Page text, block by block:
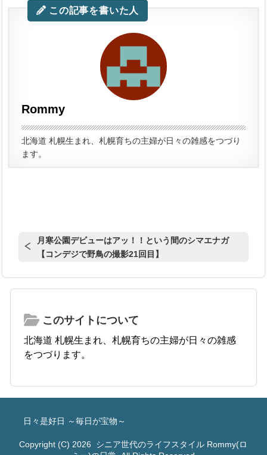
この記事を書いた人
Rommy
北海道 札幌生まれ、札幌育ちの主婦が日々の雑感をつづり
ます。
月寒公園デビューはアッ！！という間のシマエナガ
【コンデジで野鳥の撮影21回目】
このサイトについて
北海道 札幌生まれ、札幌育ちの主婦が日々の雑感
をつづります。
日々是好日 ～毎日が宝物～
Copyright (C) 2026 シニア世代のライフスタイル Rommy(ロ